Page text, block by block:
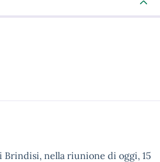
Brindisi, nella riunione di oggi, 15